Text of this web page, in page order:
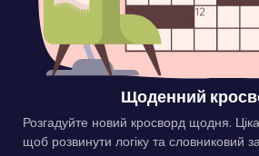
Щоденний
Розгадуйте новий кросворд щодня.
щоб розвинути логіку та словниковий